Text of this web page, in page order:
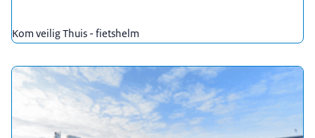
Kom veilig Thuis - fietshelm